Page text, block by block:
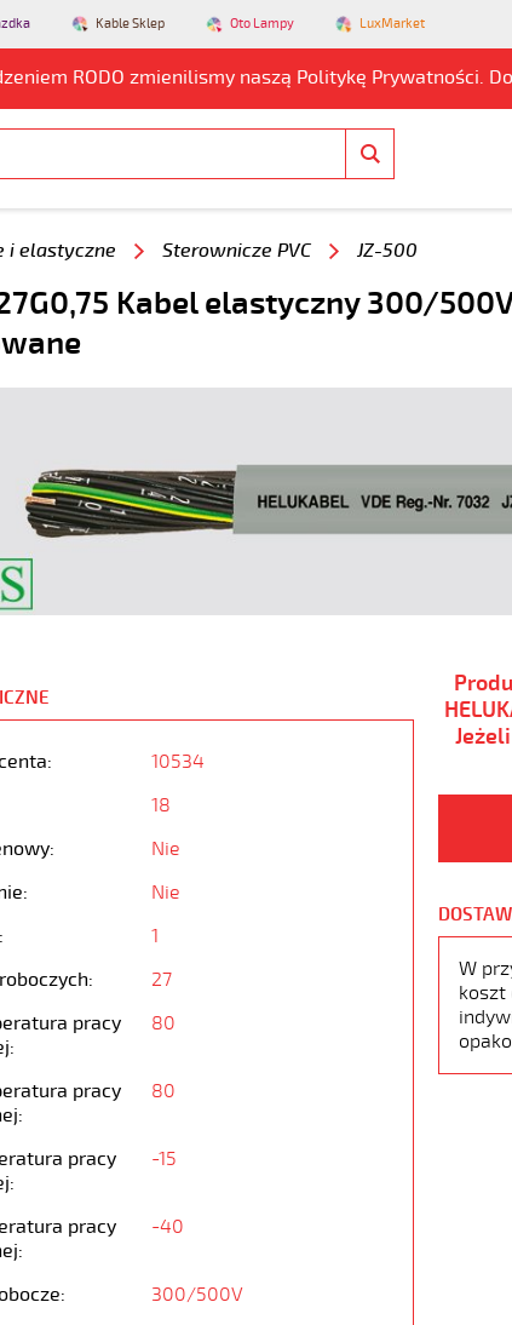
Kable Sklep Oto Lampy LuxMarket
RODO zmienilismy naszą Politykę Prywatności.
i elastyczne Sterownicze PVC JZ-500
Kabel elastyczny 300/
10534
18
Nie
Nie
1
27
pracy
80
pracy
80
pracy
-15
pracy
-40
300/500V
W
koszt